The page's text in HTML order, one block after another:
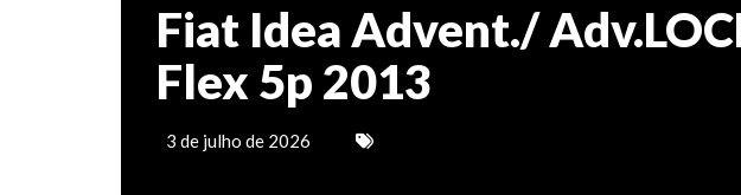
Fiat Idea Advent./
Flex 5p 2013
3 de julho de 2026